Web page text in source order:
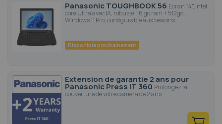
Panasonic TOUGHBOOK 56 Ecran 14", Intel
core Ultra avec IA, robuste, 16 go ram + 512go,
Windows 11 Pro, configurable aux besoins.
Disponible prochainement
Extension de garantie 2 ans pour
Panasonic Press IT 360 Prolongez la
couverture de votre caméra de 2 ans.